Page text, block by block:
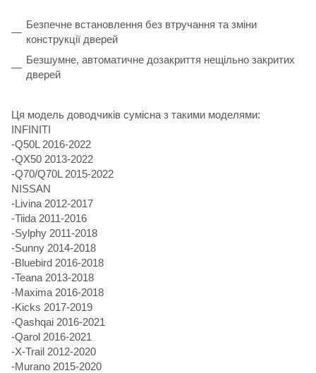
Безпечне встановлення без втручання та зміни
конструкції дверей
Безшумне, автоматичне дозакриття нещільно закритих
дверей
Ця модель доводчиків сумісна з такими моделями:
INFINITI
-Q50L 2016-2022
-QX50 2013-2022
-Q70/Q70L 2015-2022
NISSAN
-Livina 2012-2017
-Tiida 2011-2016
-Sylphy 2011-2018
-Sunny 2014-2018
-Bluebird 2016-2018
-Teana 2013-2018
-Maxima 2016-2018
-Kicks 2017-2019
-Qashqai 2016-2021
-Qarol 2016-2021
-X-Trail 2012-2020
-Murano 2015-2020